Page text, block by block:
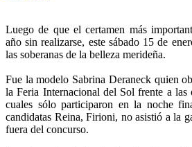
Luego de que el certamen más
año sin realizarse, este sábado 15 de
las soberanas de la belleza merideña.
Fue la modelo Sabrina Deraneck quien
la Feria Internacional del Sol frente a las
cuales sólo participaron en la noche
candidatas Reina, Firioni, no asistió a la
fuera del concurso.